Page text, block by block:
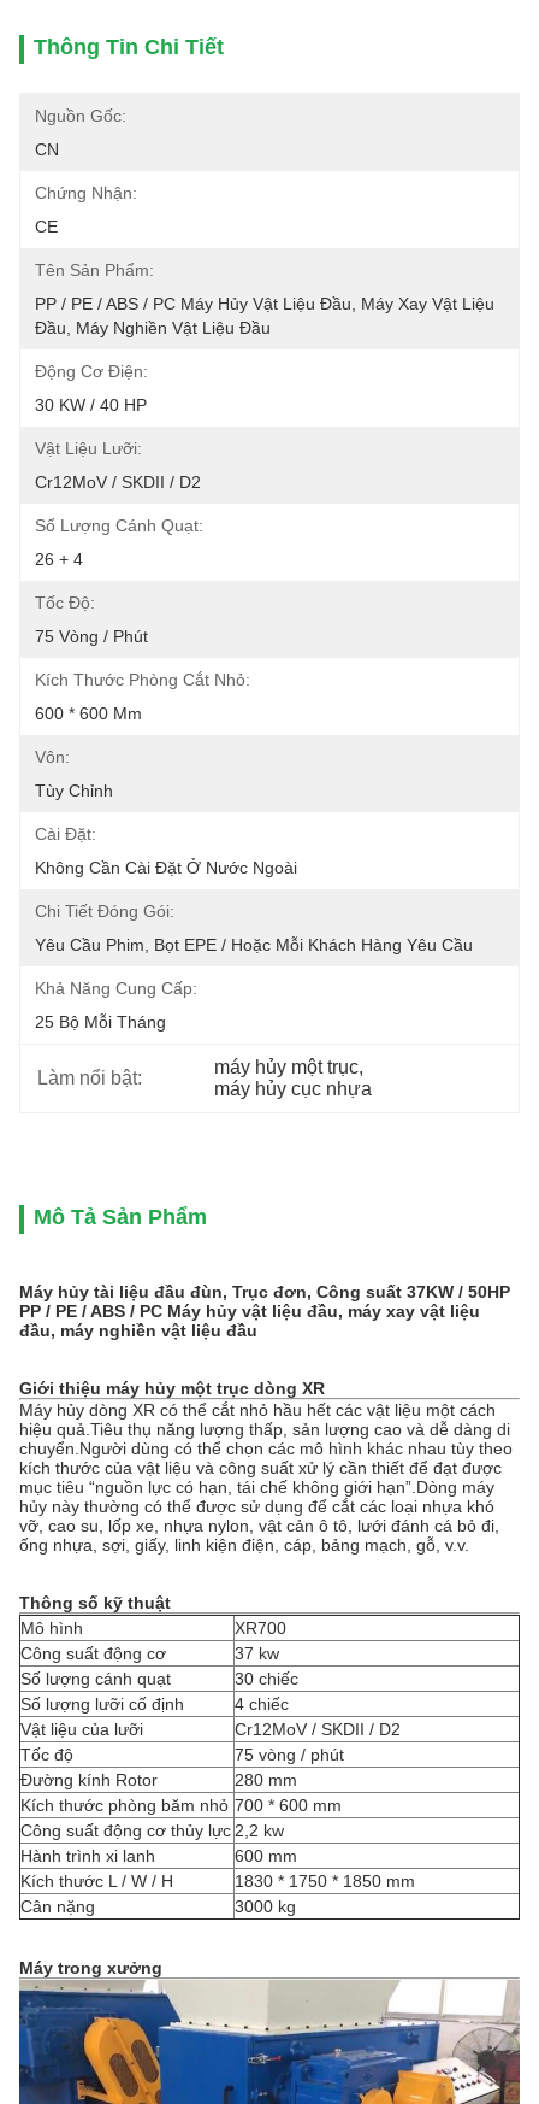
Thông Tin Chi Tiết
Nguồn Gốc:
CN
Chứng Nhận:
CE
Tên Sản Phẩm:
PP / PE / ABS / PC Máy Hủy Vật Liệu Đầu, Máy Xay Vật Liệu
Đầu, Máy Nghiền Vật Liệu Đầu
Động Cơ Điện:
30 KW / 40 HP
Vật Liệu Lưỡi:
Cr12MoV / SKDII / D2
Số Lượng Cánh Quạt:
26 + 4
Tốc Độ:
75 Vòng / Phút
Kích Thước Phòng Cắt Nhỏ:
600 * 600 Mm
Vôn:
Tùy Chỉnh
Cài Đặt:
Không Cần Cài Đặt Ở Nước Ngoài
Chi Tiết Đóng Gói:
Yêu Cầu Phim, Bọt EPE / Hoặc Mỗi Khách Hàng Yêu Cầu
Khả Năng Cung Cấp:
25 Bộ Mỗi Tháng
Làm nổi bật:
máy hủy một trục,
máy hủy cục nhựa
Mô Tả Sản Phẩm
Máy hủy tài liệu đầu đùn, Trục đơn, Công suất 37KW / 50HP
PP / PE / ABS / PC Máy hủy vật liệu đầu, máy xay vật liệu
đầu, máy nghiền vật liệu đầu
Giới thiệu máy hủy một trục dòng XR
Máy hủy dòng XR có thể cắt nhỏ hầu hết các vật liệu một cách
hiệu quả.Tiêu thụ năng lượng thấp, sản lượng cao và dễ dàng di
chuyển.Người dùng có thể chọn các mô hình khác nhau tùy theo
kích thước của vật liệu và công suất xử lý cần thiết để đạt được
mục tiêu “nguồn lực có hạn, tái chế không giới hạn”.Dòng máy
hủy này thường có thể được sử dụng để cắt các loại nhựa khó
vỡ, cao su, lốp xe, nhựa nylon, vật cản ô tô, lưới đánh cá bỏ đi,
ống nhựa, sợi, giấy, linh kiện điện, cáp, bảng mạch, gỗ, v.v.
Thông số kỹ thuật
Mô hình
XR700
Công suất động cơ
37 kw
Số lượng cánh quạt
30 chiếc
Số lượng lưỡi cố định
4 chiếc
Vật liệu của lưỡi
Cr12MoV / SKDII / D2
Tốc độ
75 vòng / phút
Đường kính Rotor
280 mm
Kích thước phòng băm nhỏ 700 * 600 mm
Công suất động cơ thủy lực 2,2 kw
Hành trình xi lanh
600 mm
Kích thước L / W / H
1830 * 1750 * 1850 mm
Cân nặng
3000 kg
Máy trong xưởng